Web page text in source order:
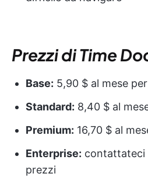
Prezzi di Time
Base: 5,90 $ al mese
Standard: 8,40 $ al
Premium: 16,70 $ al
Enterprise: contattateci
prezzi